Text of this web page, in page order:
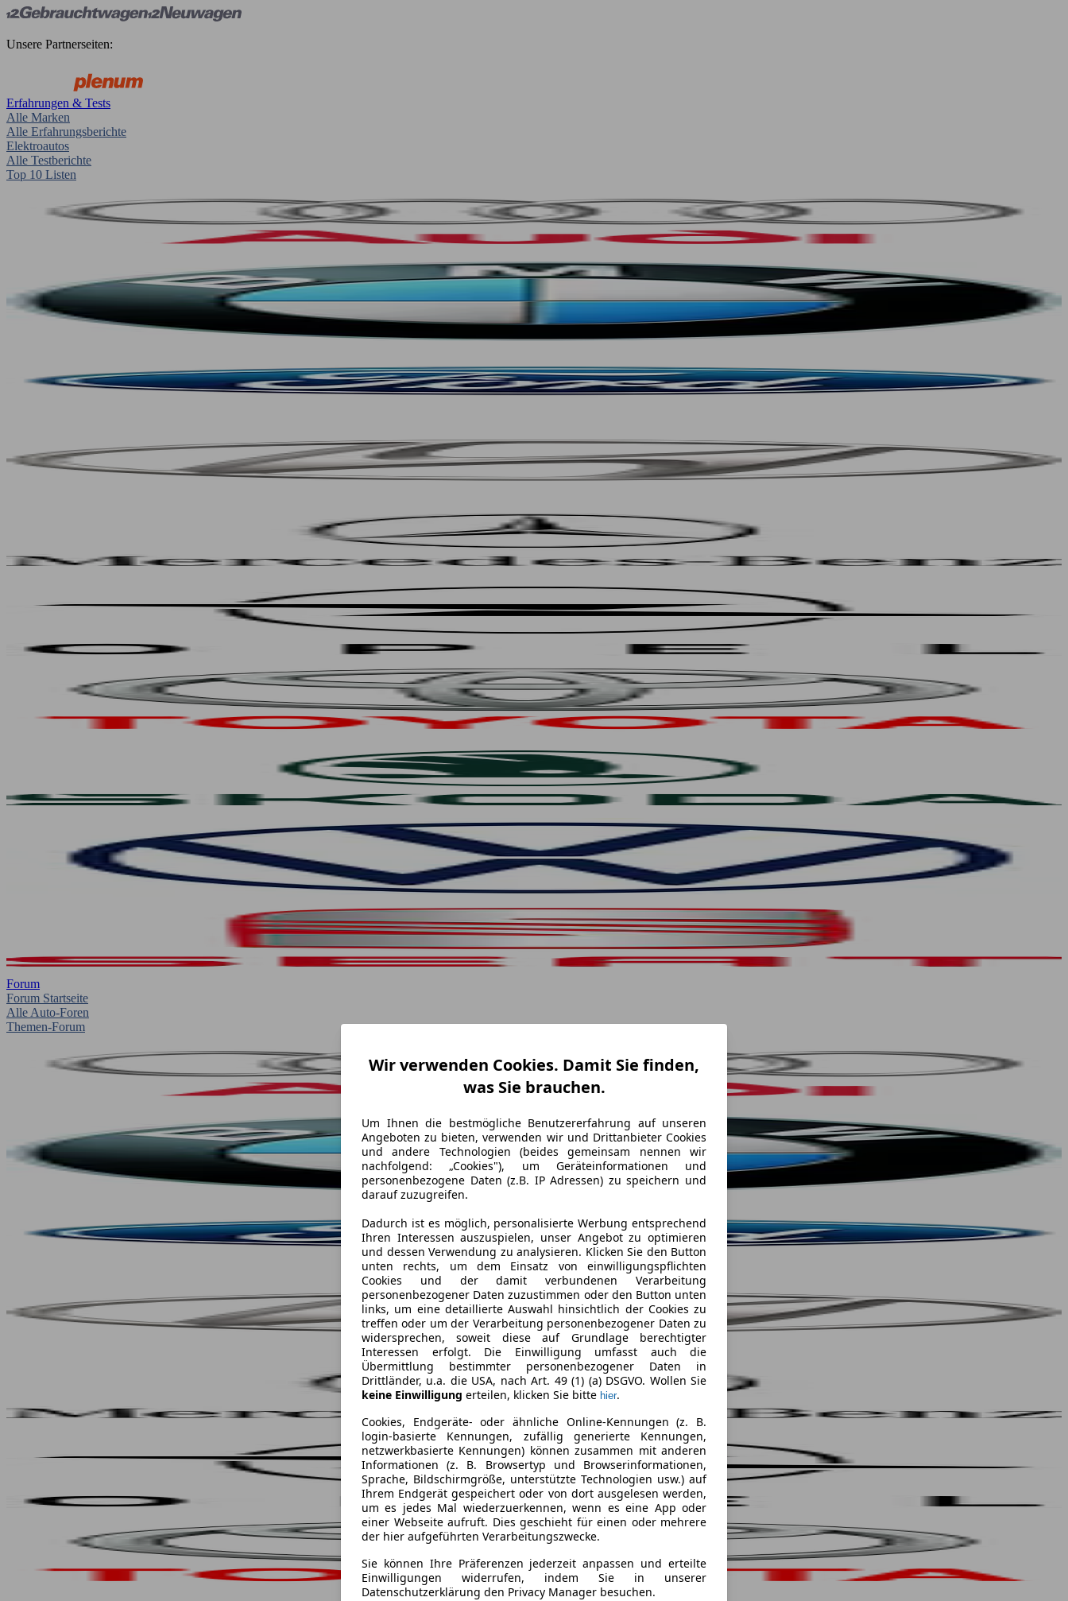
Unsere Partnerseiten:
Erfahrungen & Tests
Alle Marken
Alle Erfahrungsberichte
Elektroautos
Alle Testberichte
Top 10 Listen
Forum
Forum Startseite
Alle Auto-Foren
Themen-Forum
Wir verwenden Cookies. Damit Sie finden,
was Sie brauchen.
Um Ihnen die bestmögliche Benutzererfahrung auf unseren
Angeboten zu bieten, verwenden wir und Drittanbieter Cookies
und andere Technologien (beides gemeinsam nennen wir
nachfolgend: „Cookies"), um Geräteinformationen und
personenbezogene Daten (z.B. IP Adressen) zu speichern und
darauf zuzugreifen.
Dadurch ist es möglich, personalisierte Werbung entsprechend
Ihren Interessen auszuspielen, unser Angebot zu optimieren
und dessen Verwendung zu analysieren. Klicken Sie den Button
unten rechts, um dem Einsatz von einwilligungspflichten
Cookies und der damit verbundenen Verarbeitung
personenbezogener Daten zuzustimmen oder den Button unten
links, um eine detaillierte Auswahl hinsichtlich der Cookies zu
treffen oder um der Verarbeitung personenbezogener Daten zu
widersprechen, soweit diese auf Grundlage berechtigter
Interessen erfolgt. Die Einwilligung umfasst auch die
Übermittlung bestimmter personenbezogener Daten in
Drittländer, u.a. die USA, nach Art. 49 (1) (a) DSGVO. Wollen Sie
keine Einwilligung erteilen, klicken Sie bitte hier.
Cookies, Endgeräte- oder ähnliche Online-Kennungen (z. B.
login-basierte Kennungen, zufällig generierte Kennungen,
netzwerkbasierte Kennungen) können zusammen mit anderen
Informationen (z. B. Browsertyp und Browserinformationen,
Sprache, Bildschirmgröße, unterstützte Technologien usw.) auf
Ihrem Endgerät gespeichert oder von dort ausgelesen werden,
um es jedes Mal wiederzuerkennen, wenn es eine App oder
einer Webseite aufruft. Dies geschieht für einen oder mehrere
der hier aufgeführten Verarbeitungszwecke.
Sie können Ihre Präferenzen jederzeit anpassen und erteilte
Einwilligungen widerrufen, indem Sie in unserer
Datenschutzerklärung den Privacy Manager besuchen.